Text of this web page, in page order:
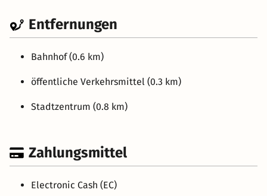
Entfernungen
Bahnhof (0.6 km)
öffentliche Verkehrsmittel (0.3 km)
Stadtzentrum (0.8 km)
Zahlungsmittel
Electronic Cash (EC)